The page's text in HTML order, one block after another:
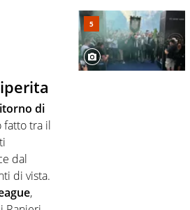
di
fatto tra il
dal
di vista.
,